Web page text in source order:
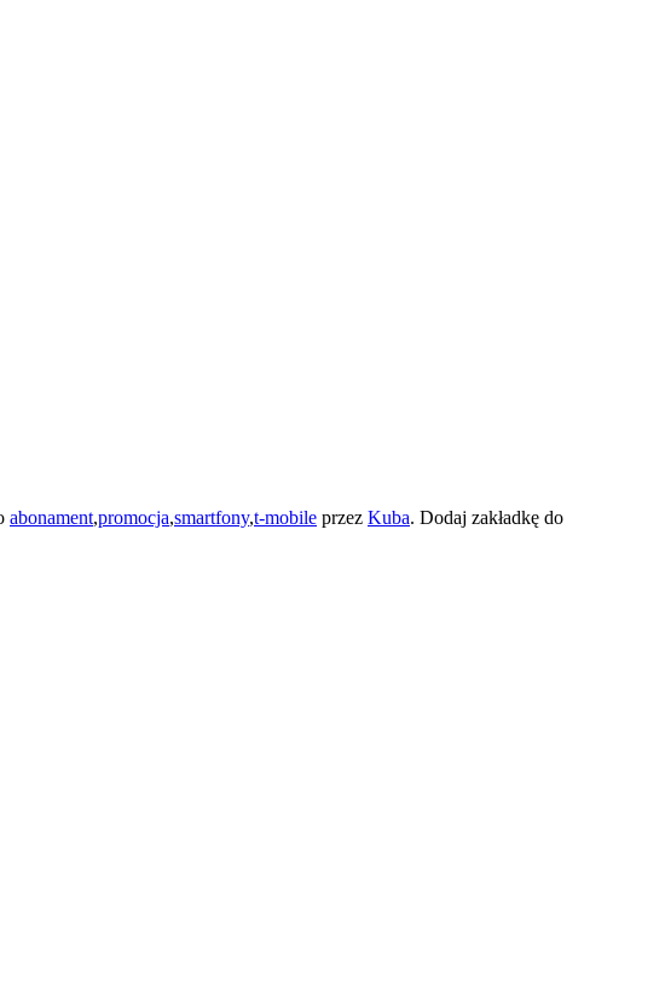
abonament,promocja,smartfony,t-mobile przez Kuba. Dodaj zakładkę do